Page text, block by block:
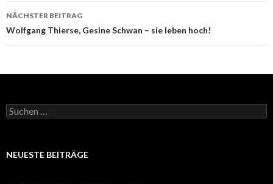
NÄCHSTER BEITRAG
Wolfgang Thierse, Gesine Schwan – sie leben hoch!
Suchen
nach:
NEUESTE BEITRÄGE